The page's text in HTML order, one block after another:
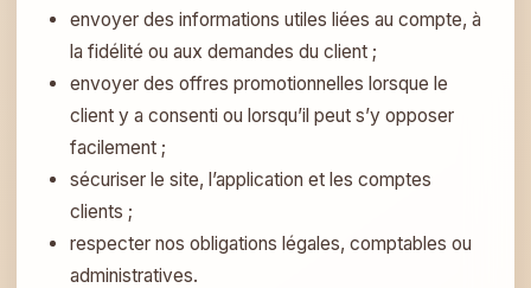
envoyer des informations utiles liées au compte, à
la fidélité ou aux demandes du client ;
envoyer des offres promotionnelles lorsque le
client y a consenti ou lorsqu’il peut s’y opposer
facilement ;
sécuriser le site, l’application et les comptes
clients ;
respecter nos obligations légales, comptables ou
administratives.